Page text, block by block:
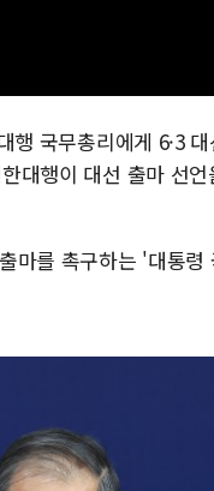
국무총리에게 6·3
대행이 대선 출마 선
마를 촉구하는 '대통